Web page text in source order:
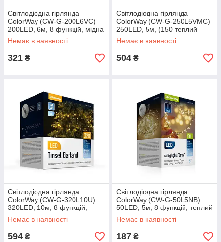
Світлодіодна гірлянда
ColorWay (CW-G-200L6VC)
200LED, 6м, 8 функцій, мідна
струна теплий колір 220V
Немає в наявності
321 ₴
Світлодіодна гірлянда
ColorWay (CW-G-250L5VMC)
250LED, 5м, (150 теплий
статичний+100 білий
водоспад) 220V
Немає в наявності
504 ₴
Світлодіодна гірлянда
ColorWay (CW-G-320L10U)
320LED, 10м, 8 функцій,
теплий колір USB
Немає в наявності
594 ₴
Світлодіодна гірлянда
ColorWay (CW-G-50L5NB)
50LED, 5м, 8 функцій, теплий
колір 3AA
Немає в наявності
187 ₴